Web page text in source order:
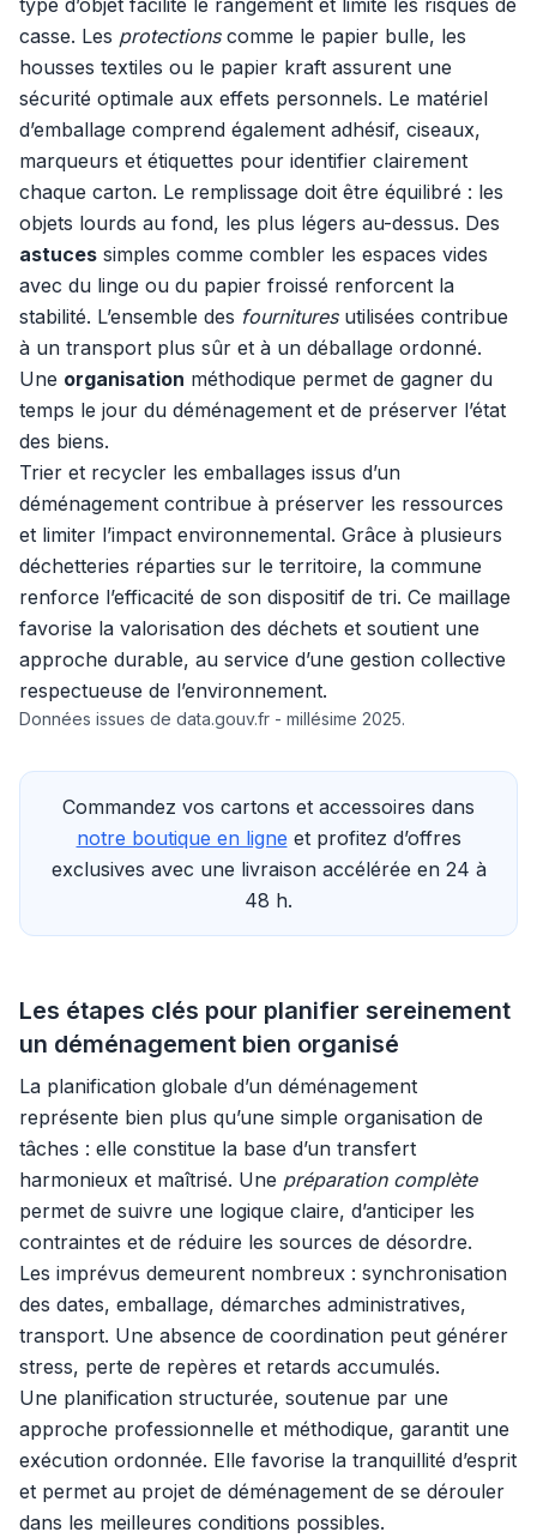
type d’objet facilite le rangement et limite les risques de
casse. Les protectionscomme le papier bulle, les
housses textiles ou le papier kraft assurent une
sécurité optimale aux effets personnels. Le matériel
d’emballage comprend également adhésif, ciseaux,
marqueurs et étiquettes pour identifier clairement
chaque carton. Le remplissage doit être équilibré : les
objets lourds au fond, les plus légers au-dessus. Des
astuces simples comme combler les espaces vides
avec du linge ou du papier froissé renforcent la
stabilité. L’ensemble des fournituresutilisées contribue
à un transport plus sûr et à un déballage ordonné.
Une organisation méthodique permet de gagner du
temps le jour du déménagement et de préserver l’état
des biens.
Trier et recycler les emballages issus d’un
déménagement contribue à préserver les ressources
et limiter l’impact environnemental. Grâce à plusieurs
déchetteries réparties sur le territoire, la commune
renforce l’efficacité de son dispositif de tri. Ce maillage
favorise la valorisation des déchets et soutient une
approche durable, au service d’une gestion collective
respectueuse de l’environnement.
Données issues de data.gouv.fr - millésime 2025.
Commandez vos cartons et accessoires dans
notre boutique en ligne et profitez d’offres
exclusives avec une livraison accélérée en 24 à
48 h.
Les étapes clés pour planifier sereinement
un déménagement bien organisé
La planification globale d’un déménagement
représente bien plus qu’une simple organisation de
tâches : elle constitue la base d’un transfert
harmonieux et maîtrisé. Une préparation complète
permet de suivre une logique claire, d’anticiper les
contraintes et de réduire les sources de désordre.
Les imprévus demeurent nombreux : synchronisation
des dates, emballage, démarches administratives,
transport. Une absence de coordination peut générer
stress, perte de repères et retards accumulés.
Une planification structurée, soutenue par une
approche professionnelle et méthodique, garantit une
exécution ordonnée. Elle favorise la tranquillité d’esprit
et permet au projet de déménagement de se dérouler
dans les meilleures conditions possibles.